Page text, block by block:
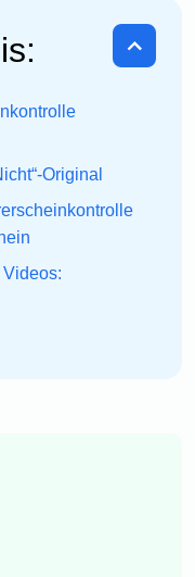
Original